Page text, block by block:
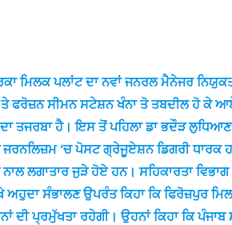
ਮਿਲਕ ਪਲਾਂਟ ਦਾ ਨਵਾਂ ਜਨਰਲ ਮੈਨੇਜਰ
ਤੇ ਫਰੋਜ਼ਨ ਸੀਮਨ ਸਟੇਸ਼ਨ ਖੰਨਾ ਤੋ ਤਬਦੀਲ ਹੋ ਕੇ
ਤਜਰਬਾ ਹੈ। ਇਸ ਤੋਂ ਪਹਿਲਾ ਡਾ ਭਦੌੜ
‘ਚ ਪੋਸਟ ਗ੍ਰੇਜੂਏਸ਼ਨ ਡਿਗਰੀ ਧਾਰਕ
ਲਗਾਤਾਰ ਜੁੜੇ ਹੋਏ ਹਨ। ਸਹਿਕਾਰਤਾ
ਸੰਭਾਲਣ ਉਪਰੰਤ ਕਿਹਾ ਕਿ ਫਿਰੋਜ਼ਪੁਰ
ਪ੍ਰਮੁੱਖਤਾ ਰਹੇਗੀ। ਉਹਨਾਂ ਕਿਹਾ ਕਿ ਪੰਜਾਬ